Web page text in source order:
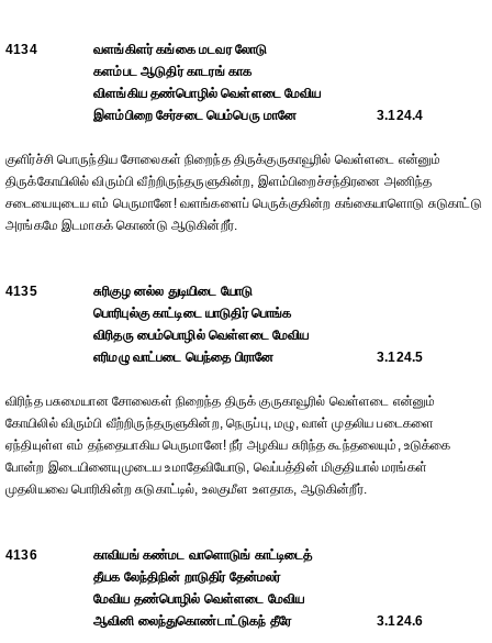
4134
வளங்கிளர் கங்கை மடவர லோடு
களம்பட ஆடுதிர் காடரங் காக
விளங்கிய தண்பொழில் வெள்ளடை மேவிய
இளம்பிறை சேர்சடை யெம்பெரு மானே
3.124.4
குளிர்ச்சி பொருந்திய சோலைகள் நிறைந்த திருக்குருகாவூரில் வெள்ளடை என்னும்
திருக்கோயிலில் விரும்பி வீற்றிருந்தருளுகின்ற, இளம்பிறைச்சந்திரனை அணிந்த
சடையையுடைய எம் பெருமானே! வளங்களைப் பெருக்குகின்ற கங்கையாளொடு சுடுகாட்டு
அரங்கமே இடமாகக் கொண்டு ஆடுகின்றீர்.
4135
சுரிகுழ னல்ல துடியிடை யோடு
பொரிபுல்கு காட்டிடை யாடுதிர் பொங்க
விரிதரு பைம்பொழில் வெள்ளடை மேவிய
எரிமழு வாட்படை யெந்தை பிரானே
3.124.5
விரிந்த பசுமையான சோலைகள் நிறைந்த திருக் குருகாவூரில் வெள்ளடை என்னும்
கோயிலில் விரும்பி வீற்றிருந்தருளுகின்ற, நெருப்பு, மழு, வாள் முதலிய படைகளை
ஏந்தியுள்ள எம் தந்தையாகிய பெருமானே! நீர் அழகிய சுரிந்த கூந்தலையும், உடுக்கை
போன்ற இடையினையுமுடைய உமாதேவியோடு, வெப்பத்தின் மிகுதியால் மரங்கள்
முதலியவை பொரிகின்ற சுடுகாட்டில், உலகுமீள உளதாக, ஆடுகின்றீர்.
4136
காவியங் கண்மட வாளொடுங் காட்டிடைத்
தீயக லேந்திநின் றாடுதிர் தேன்மலர்
மேவிய தண்பொழில் வெள்ளடை மேவிய
ஆவினி லைந்துகொண்டாட்டுகந் தீரே
3.124.6